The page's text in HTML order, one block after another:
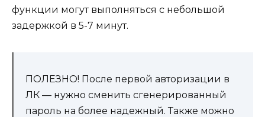
функции могут выполняться с небольшой
задержкой в 5-7 минут.
ПОЛЕЗНО! После первой авторизации в
ЛК — нужно сменить сгенерированный
пароль на более надежный. Также можно